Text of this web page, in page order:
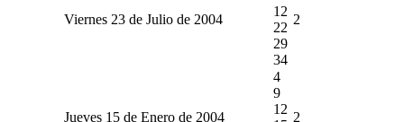
Viernes 23 de Julio de 2004
12
22
29
34
2
Jueves 15 de Enero de 2004
4
9
12
2